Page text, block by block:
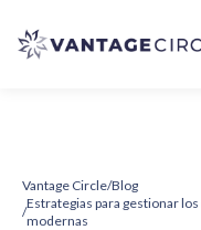
Vantage Circle/Blog
/
Estrategias para gestionar
modernas